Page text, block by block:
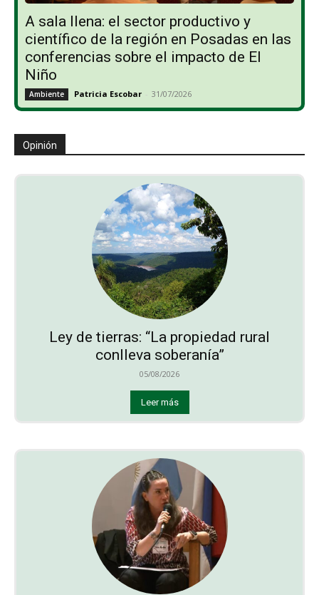
A sala llena: el sector productivo y
científico de la región en Posadas en las
conferencias sobre el impacto de El
Niño
Ambiente Patricia Escobar - 31/07/2026
Opinión
Ley de tierras: “La propiedad rural
conlleva soberanía”
05/08/2026
Leer más